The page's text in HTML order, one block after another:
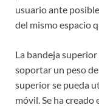
usuario ante
del mismo espacio
La bandeja
soportar un peso
superior se pueda
móvil. Se ha